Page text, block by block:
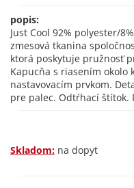
popis:
Just Cool 92% polyester/
zmesová tkanina
ktorá poskytuje pružnosť
Kapucňa s riasením okolo
nastavovacím prvkom.
pre palec. Odtŕhací štítok.
Skladom: na dopyt